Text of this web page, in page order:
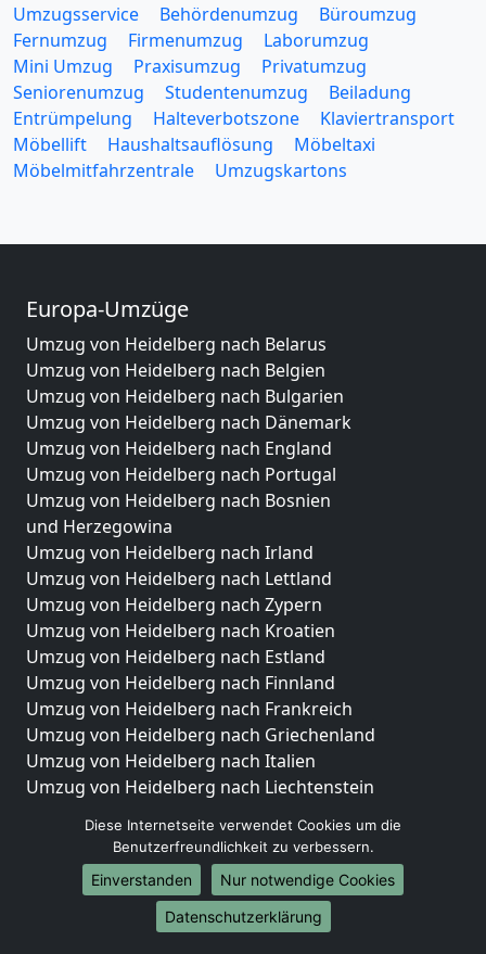
Umzugsservice Behördenumzug
Büroumzug
Fernumzug
Firmenumzug
Laborumzug
Mini Umzug
Praxisumzug
Privatumzug
Seniorenumzug
Studentenumzug
Beiladung
Entrümpelung
Halteverbotszone
Klaviertransport
Möbellift
Haushaltsauflösung
Möbeltaxi
Möbelmitfahrzentrale
Umzugskartons
Europa-Umzüge
Umzug von Heidelberg nach Belarus
Umzug von Heidelberg nach Belgien
Umzug von Heidelberg nach Bulgarien
Umzug von Heidelberg nach Dänemark
Umzug von Heidelberg nach England
Umzug von Heidelberg nach Portugal
Umzug von Heidelberg nach Bosnien
und Herzegowina
Umzug von Heidelberg nach Irland
Umzug von Heidelberg nach Lettland
Umzug von Heidelberg nach Zypern
Umzug von Heidelberg nach Kroatien
Umzug von Heidelberg nach Estland
Umzug von Heidelberg nach Finnland
Umzug von Heidelberg nach Frankreich
Umzug von Heidelberg nach Griechenland
Umzug von Heidelberg nach Italien
Umzug von Heidelberg nach Liechtenstein
Umzug von Heidelberg nach Niederlande
Umzug von Heidelberg nach Norwegen
Umzüge-Deutschlandweit
Diese Internetseite verwendet Cookies um die
Benutzerfreundlichkeit zu verbessern.
Einverstanden
Nur notwendige Cookies
Datenschutzerklärung